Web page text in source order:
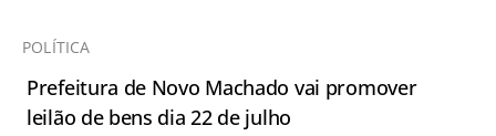
POLÍTICA
Prefeitura de Novo Machado vai promover
leilão de bens dia 22 de julho